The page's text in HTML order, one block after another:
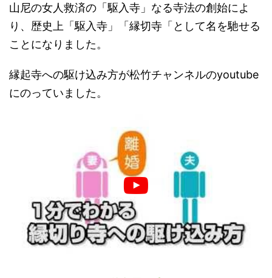
山尼の女人救済の「駆入寺」なる寺法の創始によ
り、歴史上「駆入寺」「縁切寺「として名を馳せる
ことになりました。
縁起寺への駆け込み方が松竹チャンネルのyoutube
にのっていました。